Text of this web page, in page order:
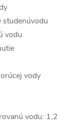
studenúvodu
vodu
vody
vodu: 1,2